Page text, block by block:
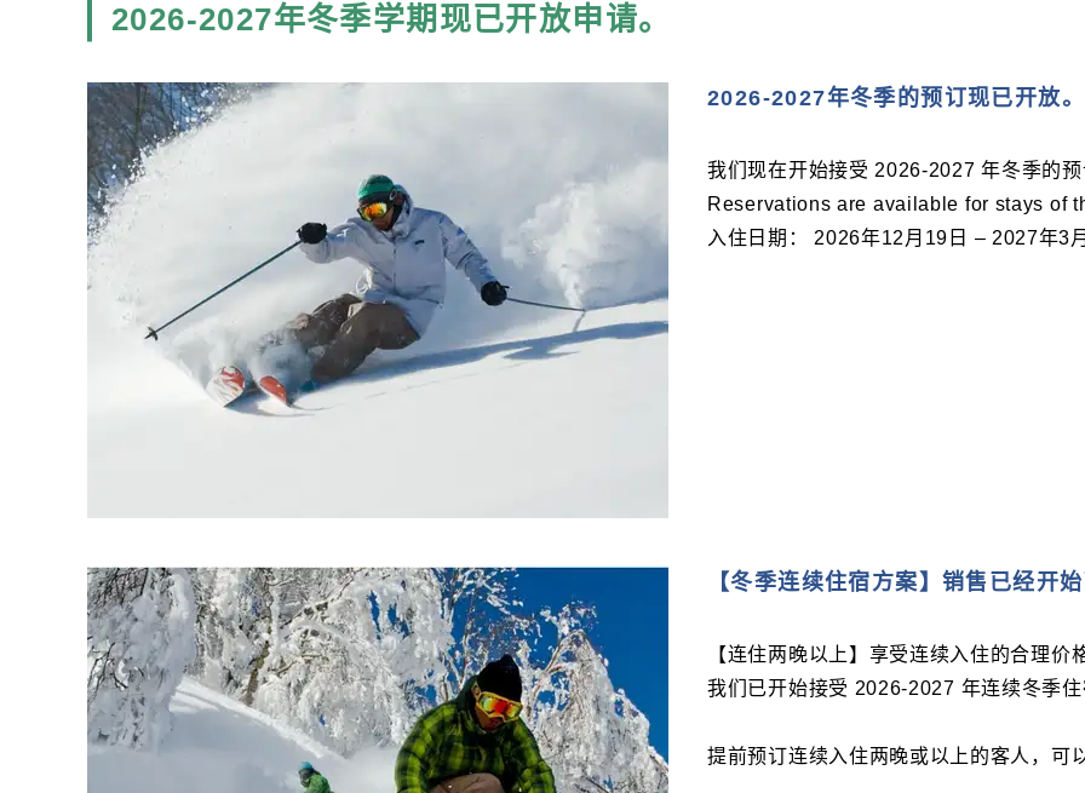
2026-2027年冬季学期现已开放申请。
2026-2027年冬季的预订现已开放。
我们现在开始接受 2026-2027 年冬季的预
Reservations are available for stays of
入住日期： 2026年12月19日 – 2027年3
【冬季连续住宿方案】销售已经开始
【连住两晚以上】享受连续入住的合理价
我们已开始接受 2026-2027 年连续冬季住
提前预订连续入住两晚或以上的客人，可